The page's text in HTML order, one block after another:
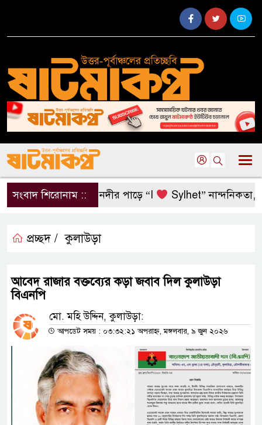
সংবাদ শিরোনাম ::সুরমা নদীর পাড়ে “I Sylhet” নান্দনিকতা, না
প্রচ্ছদ / কুলাউড়া
আবেদ রাজার বক্তব্যের কড়া জবাব দিল কুলাউড়া
বিএনপি
মো. মহি উদ্দিন, কুলাউড়া:
আপডেট সময় : ০৩:৩২:২১ অপরাহ্ন, মঙ্গলবার, ৯ জুন ২০২৬